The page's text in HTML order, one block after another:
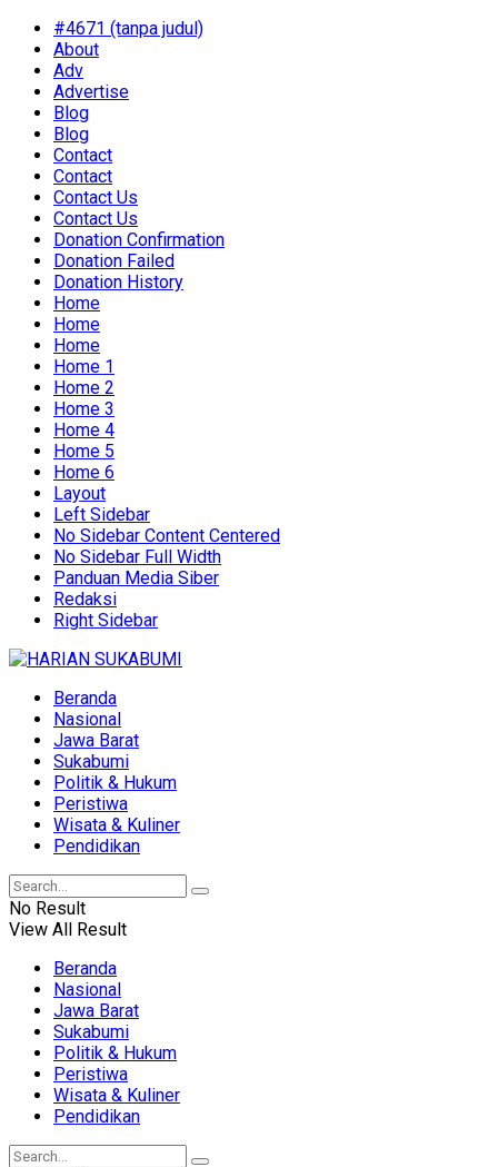
#4671 (tanpa judul)
About
Adv
Advertise
Blog
Blog
Contact
Contact
Contact Us
Contact Us
Donation Confirmation
Donation Failed
Donation History
Home
Home
Home
Home 1
Home 2
Home 3
Home 4
Home 5
Home 6
Layout
Left Sidebar
No Sidebar Content Centered
No Sidebar Full Width
Panduan Media Siber
Redaksi
Right Sidebar
Beranda
Nasional
Jawa Barat
Sukabumi
Politik & Hukum
Peristiwa
Wisata & Kuliner
Pendidikan
No Result
View All Result
Beranda
Nasional
Jawa Barat
Sukabumi
Politik & Hukum
Peristiwa
Wisata & Kuliner
Pendidikan